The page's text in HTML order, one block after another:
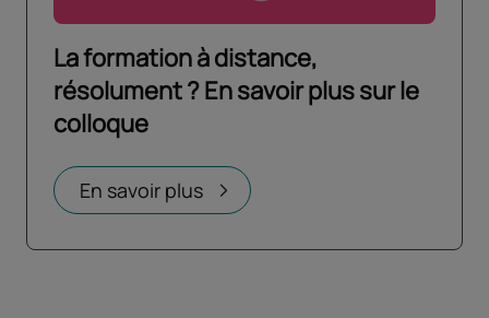
La formation à distance,
résolument ? En savoir plus sur le
colloque
En savoir plus
Ouvrir dans un nouvel onglet